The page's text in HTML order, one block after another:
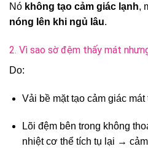
Nó không tạo cảm giác lạnh,
nóng lên khi ngủ lâu.
2. Vì sao sờ đệm thấy mát
Do:
Vải bề mặt tạo cảm giác
Lõi đệm bên trong không
nhiệt cơ thể tích tụ lại →